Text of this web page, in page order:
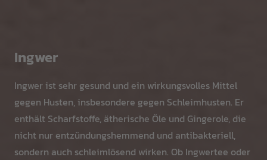
Ingwer
Ingwer ist sehr gesund und ein wirkungsvolles Mittel
gegen Husten, insbesondere gegen Schleimhusten. Er
enthält Scharfstoffe, ätherische Öle und Gingerole, die
nicht nur entzündungshemmend und antibakteriell,
sondern auch schleimlösend wirken. Ob Ingwertee oder